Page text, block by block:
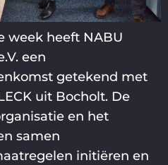
week heeft NABU
een
getekend met
uit Bocholt. De
en het
samen
initiëren en